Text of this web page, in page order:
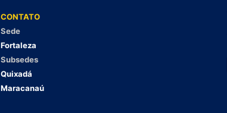
CONTATO
Sede
Fortaleza
Subsedes
Quixadá
Maracanaú